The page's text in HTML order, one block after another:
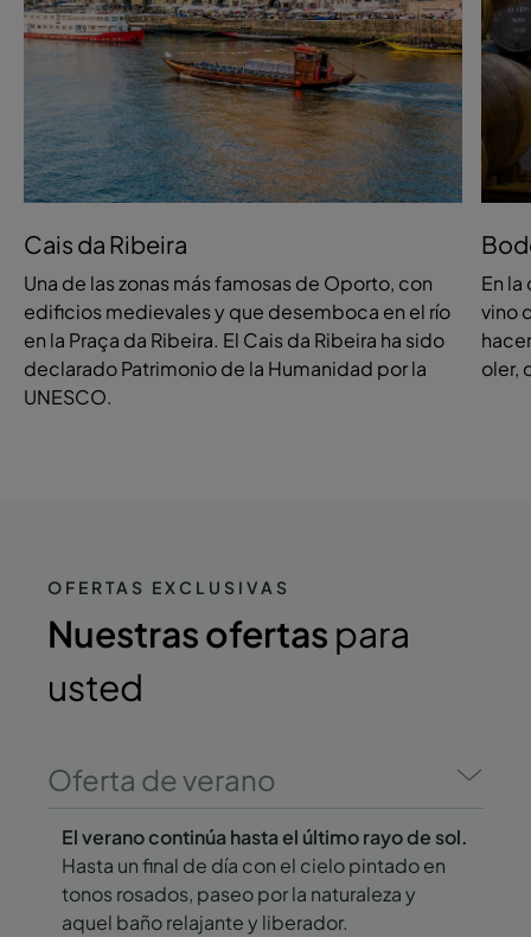
Cais da Ribeira
Una de las zonas más famosas de Oporto, con
edificios medievales y que desemboca en el río
en la Praça da Ribeira. El Cais da Ribeira ha sido
declarado Patrimonio de la Humanidad por la
UNESCO.
En
vino
oler,
OFERTAS EXCLUSIVAS
Nuestras ofertas para
usted
Oferta de verano
El verano continúa hasta el último rayo de sol.
Hasta un final de día con el cielo pintado en
tonos rosados, paseo por la naturaleza y
aquel baño relajante y liberador.